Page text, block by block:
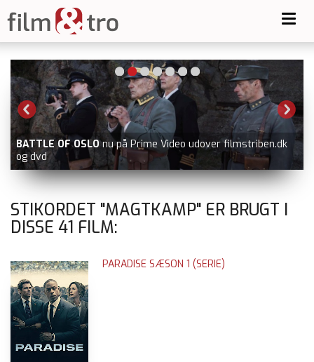
BATTLE OF OSLO nu på Prime Video udover filmstriben.dk
og dvd
STIKORDET "MAGTKAMP" ER BRUGT I
DISSE 41 FILM:
PARADISE SÆSON 1 (SERIE)